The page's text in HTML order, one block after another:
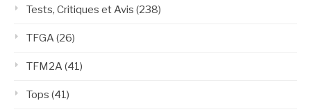
Tests, Critiques et Avis (238)
TFGA(26)
TFM2A(41)
Tops (41)